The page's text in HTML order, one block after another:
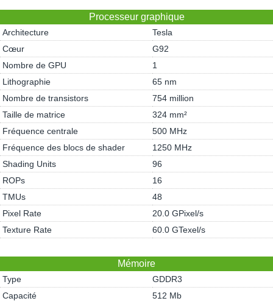
Processeur graphique
Architecture
Tesla
Cœur
G92
Nombre de GPU
1
Lithographie
65 nm
Nombre de transistors
754 million
Taille de matrice
324 mm²
Fréquence centrale
500 MHz
Fréquence des blocs de shader
1250 MHz
Shading Units
96
ROPs
16
TMUs
48
Pixel Rate
20.0 GPixel/s
Texture Rate
60.0 GTexel/s
Mémoire
Type
GDDR3
Capacité
512 Mb